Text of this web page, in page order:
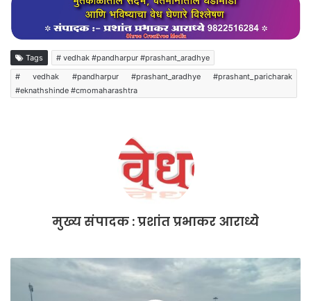
e
b
o
o
itt
er
ai
l
at
s
A
p
p
ar
e
Tags
# vedhak #pandharpur #prashant_aradhye
# vedhak #pandharpur #prashant_aradhye #prashant_paricharak
#eknathshinde #cmomaharashtra
मुख्य संपादक : प्रशांत प्रभाकर आराध्ये